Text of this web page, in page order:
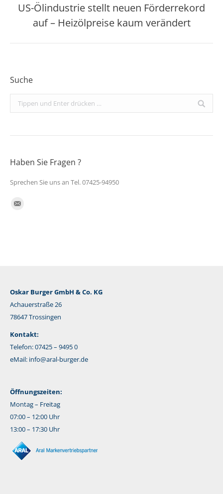
Nächster
Beitrag:
US-Ölindustrie stellt neuen Förderrekord
auf – Heizölpreise kaum verändert
Suche
Search:
Haben Sie Fragen ?
Sprechen Sie uns an Tel. 07425-94950
Finden Sie uns auf:
Oskar Burger GmbH & Co. KG
Achauerstraße 26
78647 Trossingen
Kontakt:
Telefon: 07425 – 9495 0
eMail: info@aral-burger.de
Öffnungszeiten:
Montag – Freitag
07:00 – 12:00 Uhr
13:00 – 17:30 Uhr